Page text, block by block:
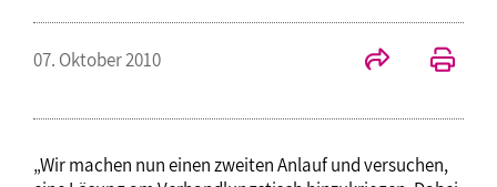
07. Oktober 2010
„Wir machen nun einen zweiten Anlauf und versuchen,